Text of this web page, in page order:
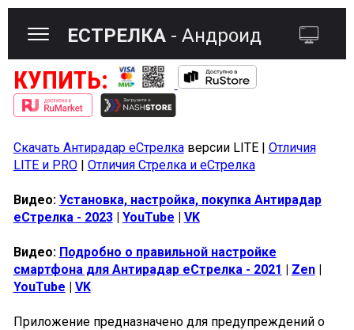
ЕСТРЕЛКА - Андроид
КУПИТЬ:
Скачать Антирадар еСтрелкаверсии LITE | Отличия
LITE и PRO| Отличия Стрелка и еСтрелка
Видео: Установка, настройка, покупка Антирадар
еСтрелка - 2023| YouTube | VK
Видео: Подробно о правильной настройке
смартфона для Антирадар еСтрелка - 2021 | Zen|
YouTube | VK
Приложение предназначено для предупреждений о